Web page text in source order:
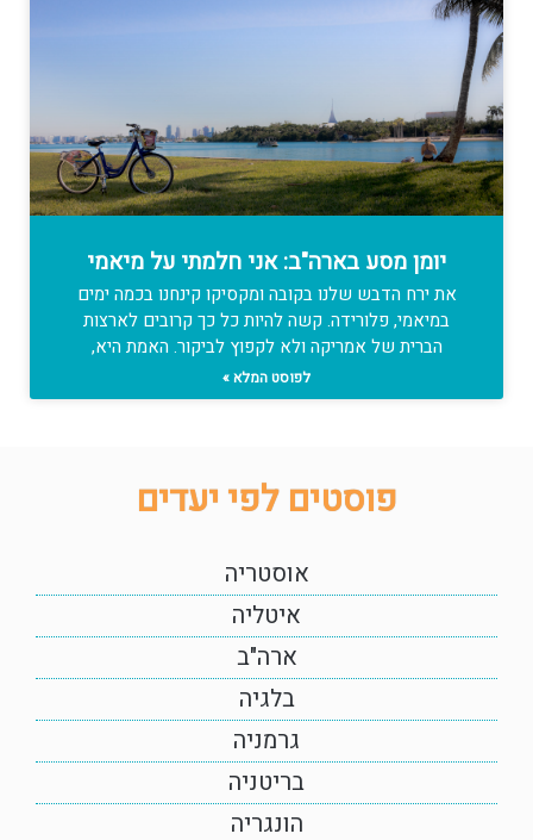
יומן מסע בארה"ב: אני חלמתי על מיאמי
את ירח הדבש שלנו בקובה ומקסיקו קינחנו בכמה ימים
במיאמי, פלורידה. קשה להיות כל כך קרובים לארצות
הברית של אמריקה ולא לקפוץ לביקור. האמת היא,
לפוסט המלא »
פוסטים לפי יעדים
אוסטריה
איטליה
ארה"ב
בלגיה
גרמניה
בריטניה
הונגריה